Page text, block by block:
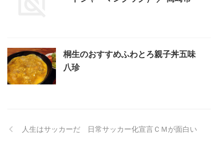
桐生のおすすめふわとろ親子丼五味
八珍
人生はサッカーだ 日常サッカー化宣言ＣＭが面白い